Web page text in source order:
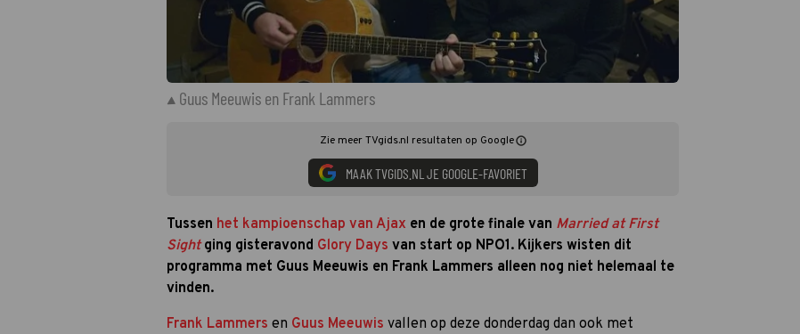
Guus Meeuwis en Frank Lammers
Zie meer TVgids.nl resultaten op Google
MAAK TVGIDS.NL JE GOOGLE-FAVORIET
Tussen het kampioenschap van Ajax en de grote finale van Married at First
Sight ging gisteravond Glory Days van start op NPO1. Kijkers wisten dit
programma met Guus Meeuwis en Frank Lammers alleen nog niet helemaal te
vinden.
Frank Lammers en Guus Meeuwis vallen op deze donderdag dan ook met